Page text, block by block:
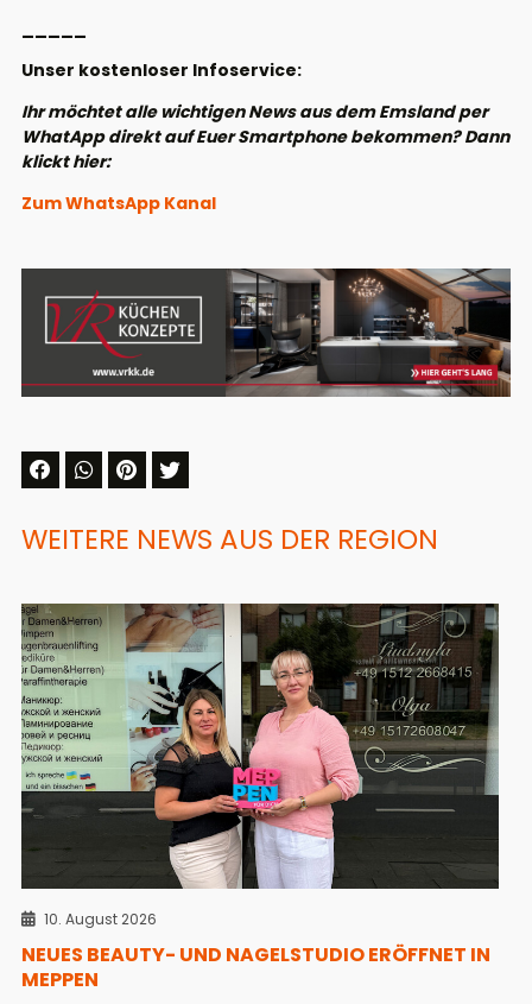
Unser kostenloser Infoservice:
Ihr möchtet alle wichtigen News aus dem Emsland per
WhatApp direkt auf Euer Smartphone bekommen? Dann
klickt hier:
Zum WhatsApp Kanal
WEITERE NEWS AUS DER REGION
10. August 2026
NEUES BEAUTY- UND NAGELSTUDIO ERÖFFNET IN
MEPPEN